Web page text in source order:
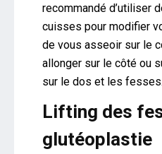
recommandé d’utiliser
cuisses pour modifier
de vous asseoir sur le
allonger sur le côté ou
sur le dos et les fesses.
Lifting des
glutéoplastie